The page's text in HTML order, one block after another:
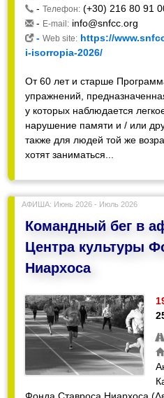
-Телефон: (+30) 216 80 91
- E-mail: info@snfcc.org
-Web site: https://
i-isorropia-2026/
От 60 лет и старше
упражнений,
у которых наблюдается
нарушение памяти и / или
также для людей той же
хотят заниматься...
АФИША: Июнь 2026 - Июль 2026
Командный бег в
Центра культуры
Ниархоса